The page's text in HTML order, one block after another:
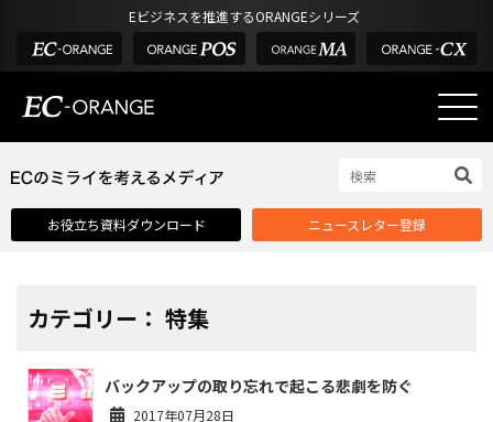
Eビジネスを推進するORANGEシリーズ
選ばれる理由
課題解決例
外部サービス連携
お役立ち資料ダウンロード ニュースレター登録
カテゴリー： 特集
バックアップの取り忘れで起こる悲劇を防ぐ
2017年07月28日